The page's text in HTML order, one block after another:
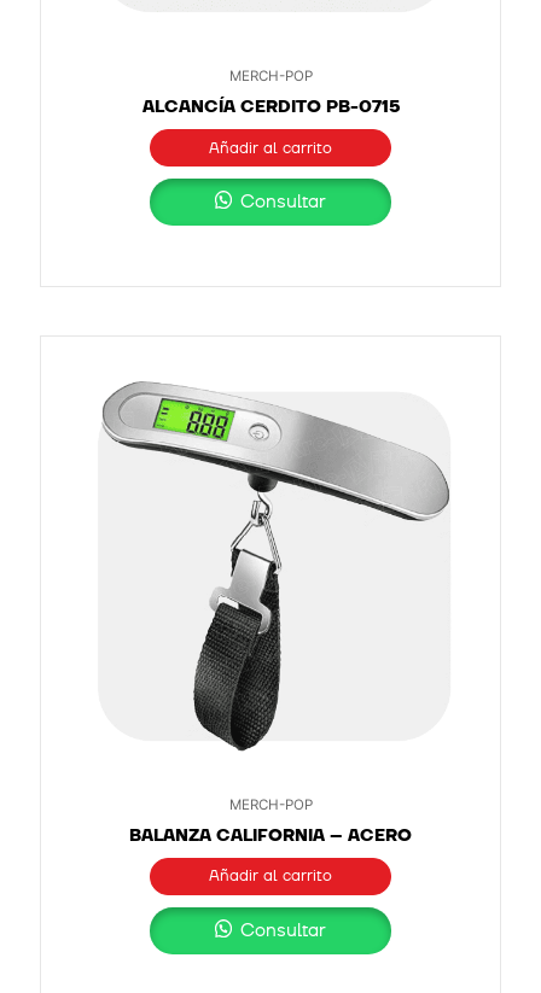
MERCH-POP
ALCANCÍA CERDITO PB-0715
Añadir al carrito
Consultar
MERCH-POP
BALANZA CALIFORNIA – ACERO
Añadir al carrito
Consultar